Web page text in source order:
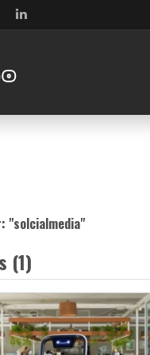
"solcialmedia"
(1)